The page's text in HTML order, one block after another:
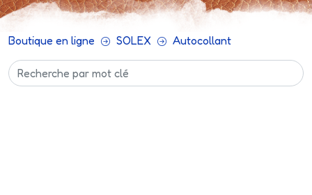
Boutique en ligne SOLEX Autocollant